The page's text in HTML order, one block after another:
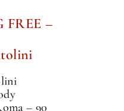
FREE –
– 90